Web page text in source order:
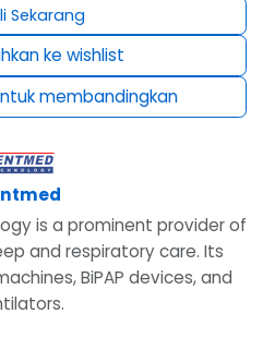
Sekarang
membandingkan
ke wishlist
is a prominent provider of
and respiratory care. Its
BiPAP devices, and